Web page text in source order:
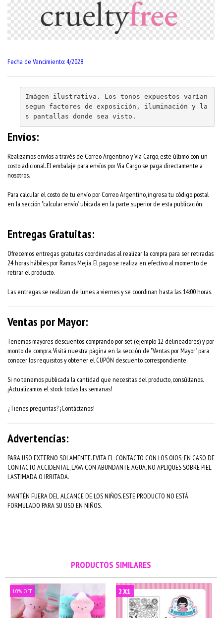
Fecha de Vencimiento: 4/2028
Imágen ilustrativa. Los tonos expuestos varían
segun factores de exposición, iluminación y la
s pantallas donde sea visto.
Envíos:
Realizamos envíos a través de Correo Argentino y Via Cargo, este último con un
costo adicional. El embalaje para envíos por Via Cargo se paga directamente a
nosotros.
Para calcular el costo de tu envío por Correo Argentino, ingresa tu código postal
en la sección "calcular envío" ubicada en la parte superior de esta publicación.
Entregas Gratuitas:
Ofrecemos entregas gratuitas coordinadas al realizar la compra para ser retiradas
24 horas hábiles por Ramos Mejía. El pago se realiza en efectivo al momento de
retirar el producto.
Las entregas se realizan de lunes a viernes y se coordinan hasta las 14:00 horas.
Ventas por Mayor:
Tenemos mayores descuentos comprando por set (ejemplo 12 delineadores) y por
monto de compra. Visitá nuestra página en la sección de "Ventas por Mayor" para
conocer los requisitos y obtener el CUPÓN descuento correspondiente.
Si no tenemos publicada la cantidad que necesitas del producto, consúltanos.
¡Actualizamos el stock todas las semanas!
¿Tienes preguntas? ¡Contáctanos!
Advertencias:
PARA USO EXTERNO SOLAMENTE. EVITA EL CONTACTO CON LOS OJOS; EN CASO DE
CONTACTO ACCIDENTAL, LAVA CON ABUNDANTE AGUA. NO APLIQUES SOBRE PIEL
LASTIMADA O IRRITADA.
MANTÉN FUERA DEL ALCANCE DE LOS NIÑOS. ESTE PRODUCTO NO ESTÁ
FORMULADO PARA SU USO EN NIÑOS.
PRODUCTOS SIMILARES
10% OFF 2X1